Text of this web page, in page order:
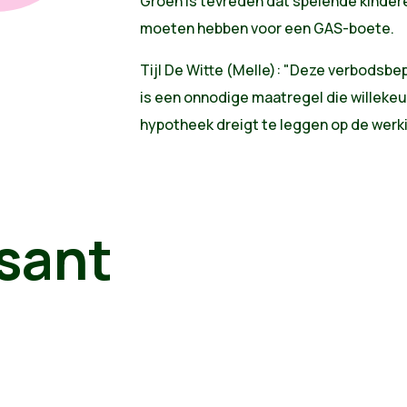
moeten hebben voor een GAS-boete.
Tijl De Witte (Melle): "Deze
is een onnodige maatregel die
hypotheek dreigt te leggen op de